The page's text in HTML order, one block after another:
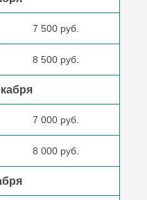
7 500 руб.
8 500 руб.
7 000 руб.
8 000 руб.